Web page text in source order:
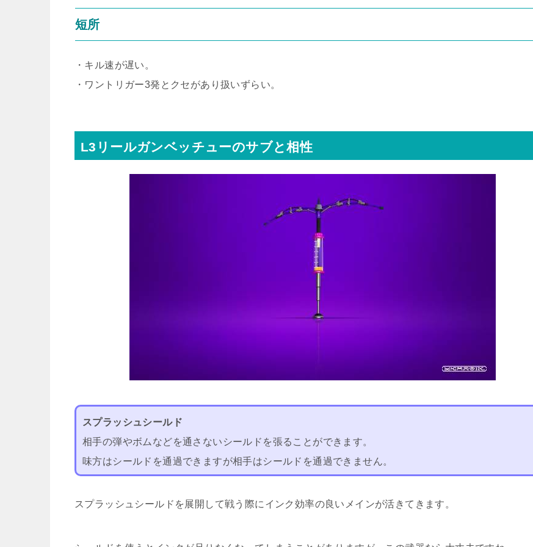
短所
・キル速が遅い。
・ワントリガー3発とクセがあり扱いずらい。
L3リールガンベッチューのサブと相性
スプラッシュシールド
相手の弾やボムなどを通さないシールドを張ることができます。
味方はシールドを通過できますが相手はシールドを通過できません。
スプラッシュシールドを展開して戦う際にインク効率の良いメインが活きてきます。